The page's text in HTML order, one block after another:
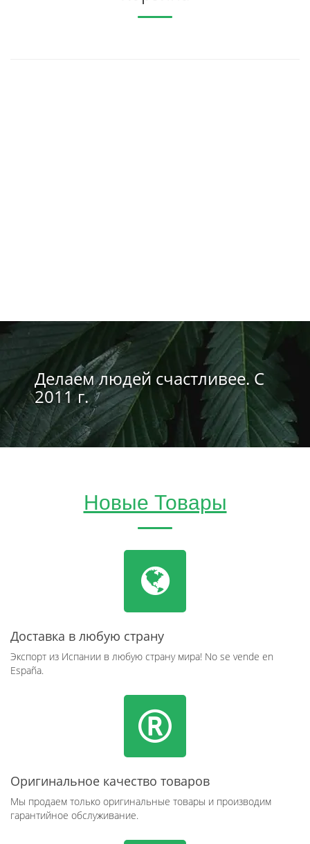
Делаем людей счастливее. С
2011 г.
Новые Товары
Доставка в любую страну
Экспорт из Испании в любую страну мира! No se vende en
España.
Оригинальное качество товаров
Мы продаем только оригинальные товары и производим
гарантийное обслуживание.